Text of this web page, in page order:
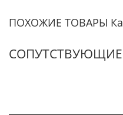
ПОХОЖИЕ ТОВАРЫ